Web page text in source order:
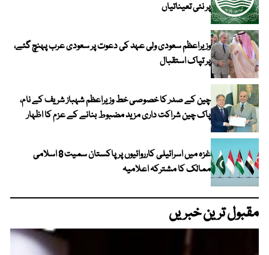
پر نئی تعیناتیاں
وزیراعظم سعودی ولی عہد کی دعوت پر سعودی عرب پہنچ گئے،
پر تپاک استقبال
چین کے صدر کا خصوصی خط وزیراعظم شہباز شریف کے نام،
پاک چین شراکت داری مزید مضبوط بنانے کے عزم کا اظہار
غزہ میں اسرائیلی کارروائیوں پر پاکستان سمیت 8 اسلامی
ممالک کا مشترکہ اعلامیہ
مقبول ترین خبریں